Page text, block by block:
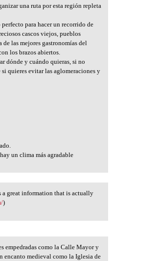
una ruta por esta región repleta
para hacer un recorrido de
cascos viejos, pueblos
de las mejores gastronomías del
los brazos abiertos.
dónde y cuándo quieras, si no
quieres evitar las aglomeraciones y
un clima más agradable
a great information that is actually
)
empedradas como la Calle Mayor y
encanto medieval como la Iglesia de